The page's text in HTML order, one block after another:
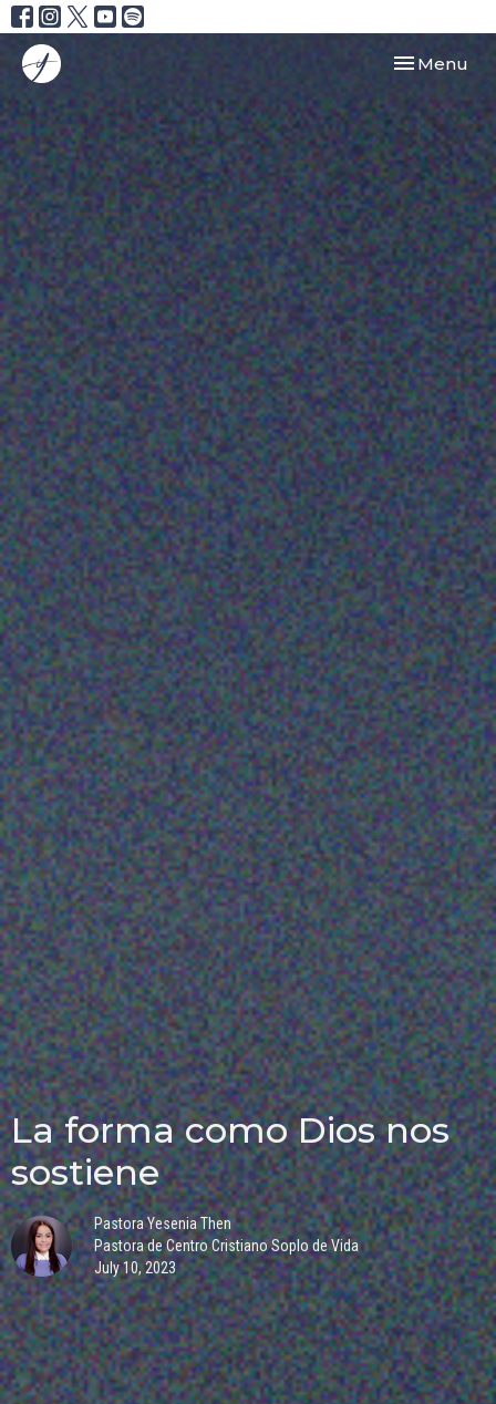
Toggle
Menu
La forma como Dios nos
sostiene
Pastora Yesenia Then
Pastora de Centro Cristiano Soplo de Vida
July 10, 2023